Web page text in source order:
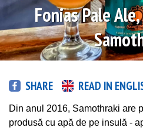
Fonias Pale
SHARE READ IN
Din anul 2016, Samothraki are
produsă cu apă de pe insulă -